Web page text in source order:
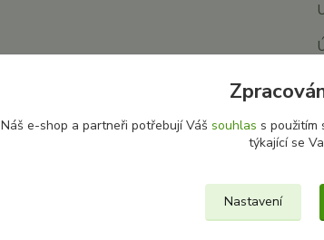
Náš e-shop a partneři potřebují Váš souhlas s použitím
týkající se
Nastavení